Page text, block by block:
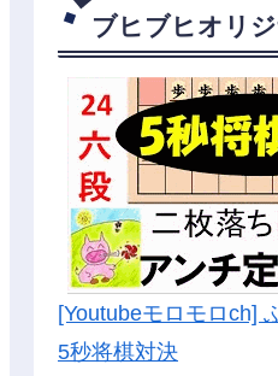
ブヒブヒオリ
[Youtubeモロモロch]
5秒将棋対決